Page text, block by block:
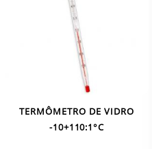
TERMÔMETRO DE VIDRO
-10+110:1°C